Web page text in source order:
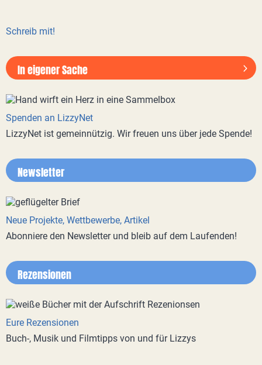
Schreib mit!
In eigener Sache
Spenden an LizzyNet
LizzyNet ist gemeinnützig. Wir freuen uns über jede Spende!
Newsletter
Neue Projekte, Wettbewerbe, Artikel
Abonniere den Newsletter und bleib auf dem Laufenden!
Rezensionen
Eure Rezensionen
Buch-, Musik und Filmtipps von und für Lizzys